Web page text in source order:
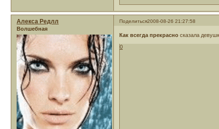
Поделиться2008-08-26 21:27:58
Алекса Редлл
Волшебная
Как всегда прекрасно сказала
0